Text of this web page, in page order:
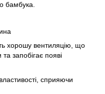
бамбука.
хорошу вентиляцію, що
запобігає появі
сприяючи